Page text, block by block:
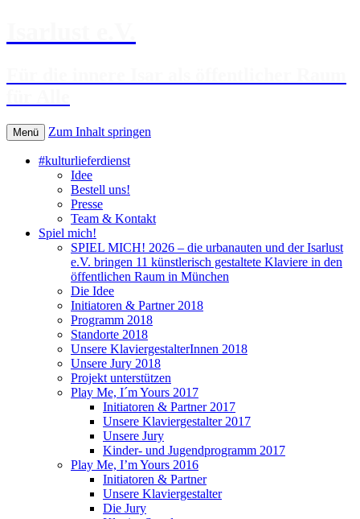
Menü Zum Inhalt springen
#kulturlieferdienst
Idee
Bestell uns!
Presse
Team & Kontakt
Spiel mich!
SPIEL MICH! 2026 – die urbanauten und der Isarlust
e.V. bringen 11 künstlerisch gestaltete Klaviere in den
öffentlichen Raum in München
Die Idee
Initiatoren & Partner 2018
Programm 2018
Standorte 2018
Unsere KlaviergestalterInnen 2018
Unsere Jury 2018
Projekt unterstützen
Play Me, I´m Yours 2017
Initiatoren & Partner 2017
Unsere Klaviergestalter 2017
Unsere Jury
Kinder- und Jugendprogramm 2017
Play Me, I’m Yours 2016
Initiatoren & Partner
Unsere Klaviergestalter
Die Jury